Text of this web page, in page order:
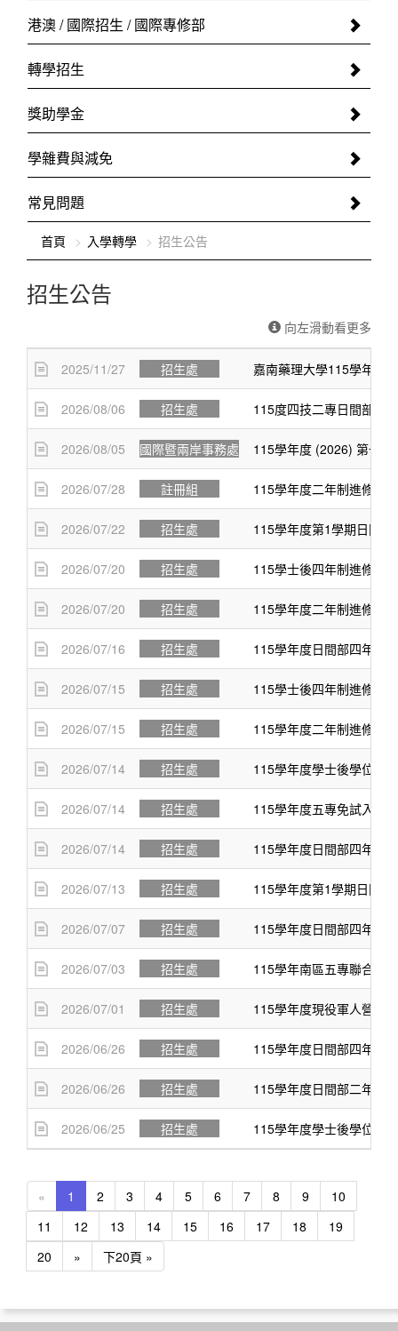
港澳 / 國際招生 / 國際專修部
轉學招生
獎助學金
學雜費與減免
常見問題
首頁 入學轉學 招生公告
招生公告
向左滑動看更多
2025/11/27 招生處 嘉南藥理大學115學年度
2026/08/06 招生處 115度四技二專日間部聯
2026/08/05 國際暨兩岸事務處 115學年度 (2026) 第一
2026/07/28 註冊組 115學年度二年制進修部
2026/07/22 招生處 115學年度第1學期日間
2026/07/20 招生處 115學士後四年制進修部
2026/07/20 招生處 115學年度二年制進修部
2026/07/16 招生處 115學年度日間部四年制
2026/07/15 招生處 115學士後四年制進修部
2026/07/15 招生處 115學年度二年制進修部
2026/07/14 招生處 115學年度學士後學位學
2026/07/14 招生處 115學年度五專免試入學
2026/07/14 招生處 115學年度日間部四年制
2026/07/13 招生處 115學年度第1學期日間
2026/07/07 招生處 115學年度日間部四年制
2026/07/03 招生處 115學年南區五專聯合免
2026/07/01 招生處 115學年度現役軍人營區
2026/06/26 招生處 115學年度日間部四年制
2026/06/26 招生處 115學年度日間部二年制
2026/06/25 招生處 115學年度學士後學位學
« 1 2 3 4 5 6 7 8 9
10
11
12 13 14 15 16 17 18
19
20
» 下20頁 »